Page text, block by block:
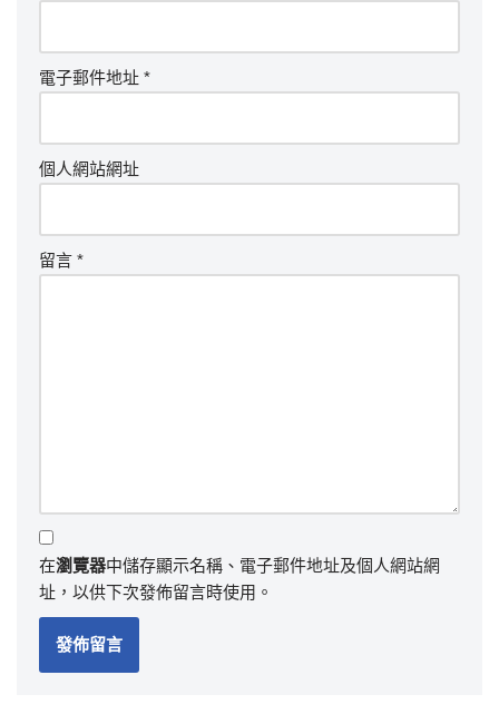
電子郵件地址 *
個人網站網址
留言 *
在瀏覽器中儲存顯示名稱、電子郵件地址及個人網站網
址，以供下次發佈留言時使用。